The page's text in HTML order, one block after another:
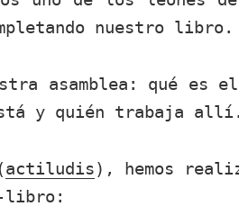
nuestro libro.
asamblea: qué es el
y quién trabaja allí.
actiludis), hemos
libro: